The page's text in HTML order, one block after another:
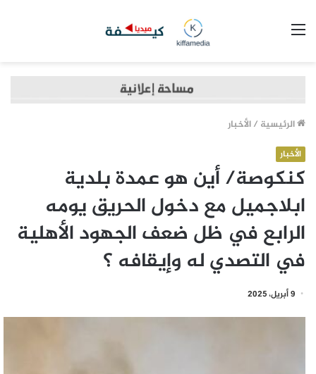
الرئيسية /الأخبار
الأخبار
كنكوصة/ أين هو عمدة بلدية
ابلاجميل مع دخول الحريق يومه
الرابع في ظل ضعف الجهود الأهلية
في التصدي له وإيقافه ؟
9 أبريل، 2025